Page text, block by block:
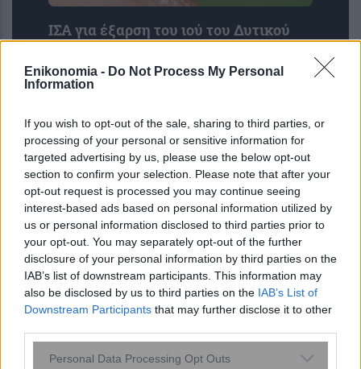
Enikonomia - Do Not Process My Personal
Information
If you wish to opt-out of the sale, sharing to third parties, or
processing of your personal or sensitive information for
targeted advertising by us, please use the below opt-out
section to confirm your selection. Please note that after your
opt-out request is processed you may continue seeing
interest-based ads based on personal information utilized by
us or personal information disclosed to third parties prior to
your opt-out. You may separately opt-out of the further
disclosure of your personal information by third parties on the
IAB’s list of downstream participants. This information may
also be disclosed by us to third parties on the IAB’s List of
Downstream Participants that may further disclose it to other
Please note that this website/app uses one or more Google
Personal Data Processing Opt Outs
ΙΣΑ για έξαρση του ιού του Δυτικού
εντατικοποίηση των μέτρων κατά των
κουνουπιών
ΕΙΝΑΠ: Καταγγέλλει αιφνιδιαστική
αλλαγή στο πρόγραμμα εφημεριών
του Σισμανογλείου